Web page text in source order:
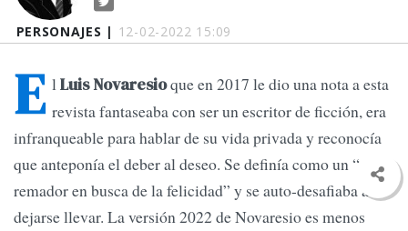
PERSONAJES | 12-02-2022 15:09
E lLuis Novaresioque en 2017 le dio una nota a esta
revista fantaseaba con ser un escritor de ficción, era
infranqueable para hablar de su vida privada y reconocía
que anteponía el deber al deseo. Se definía como un “tenaz
remador en busca de la felicidad” y se auto-desafiaba a
dejarse llevar. La versión 2022 de Novaresio es menos